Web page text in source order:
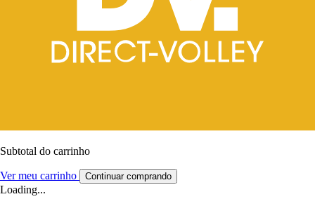
Subtotal do carrinho
Ver meu carrinho Continuar comprando
Loading...